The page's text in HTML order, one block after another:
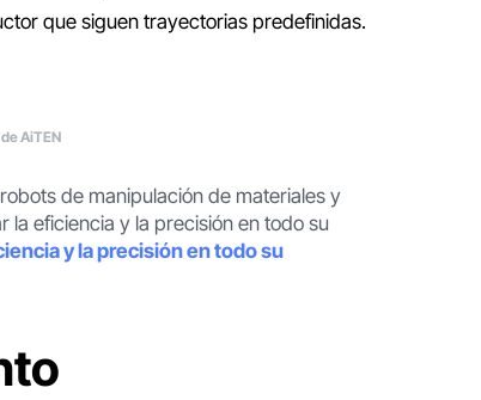
que siguen trayectorias predefinidas.
AiTEN
de manipulación de materiales y
la eficiencia y la precisión en todo su
y la precisión en todo su